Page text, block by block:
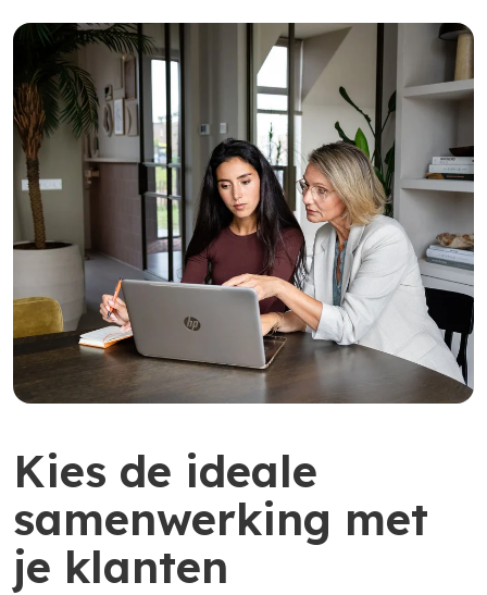
Kies de ideale
samenwerking met
je klanten